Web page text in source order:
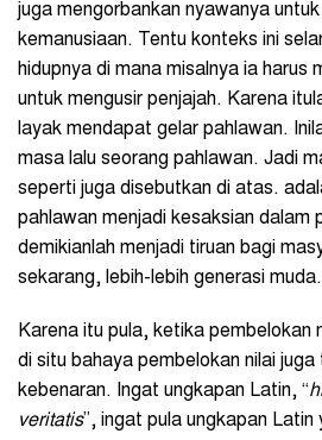
juga mengorbankan nyawanya
kemanusiaan. Tentu konteks ini
hidupnya di mana misalnya ia harus
untuk mengusir penjajah. Karena
layak mendapat gelar pahlawan.
masa lalu seorang pahlawan. Jadi
seperti juga disebutkan di atas.
pahlawan menjadi kesaksian dalam
demikianlah menjadi tiruan bagi
sekarang, lebih-lebih generasi muda.
Karena itu pula, ketika pembelokan
di situ bahaya pembelokan nilai juga
kebenaran. Ingat ungkapan Latin, “
veritatis”, ingat pula ungkapan Latin